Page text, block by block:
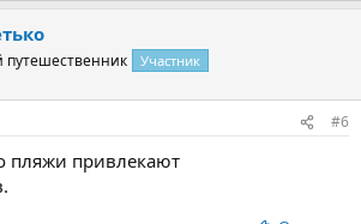
Участник
#6
пляжи привлекают